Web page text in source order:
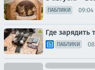
ПАБЛИКИ 09:04
Где
ПАБЛИКИ